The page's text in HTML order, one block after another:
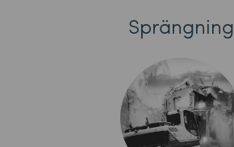
Sprängning